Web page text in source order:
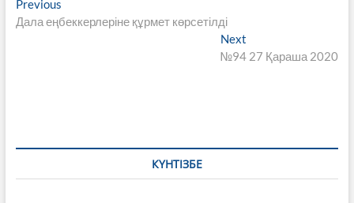
Навигация
по
Previous
post:
Дала еңбеккерлеріне құрмет көрсетілді
Next
post:
№94 27 Қараша 2020
КҮНТІЗБЕ